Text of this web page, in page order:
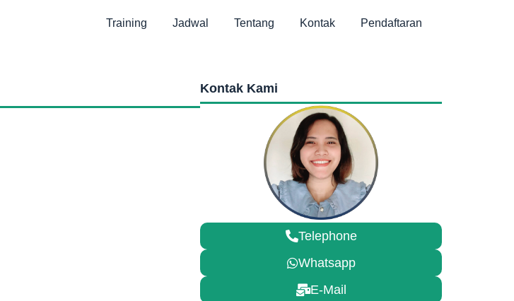
Training Jadwal Tentang Kontak Pendaftaran
Kontak Kami
Telephone
Whatsapp
E-Mail